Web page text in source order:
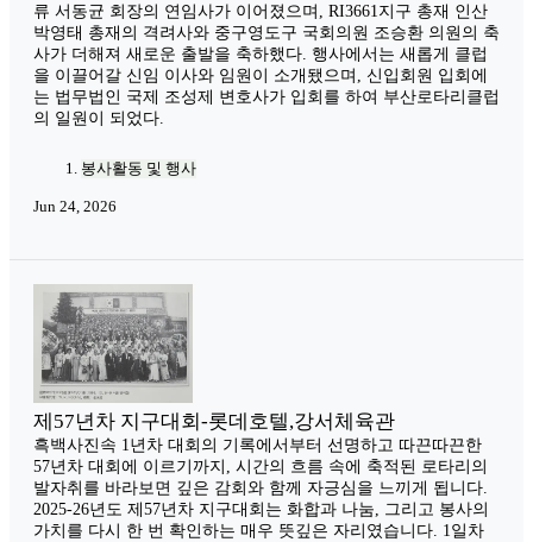
류 서동균 회장의 연임사가 이어졌으며, RI3661지구 총재 인산
박영태 총재의 격려사와 중구영도구 국회의원 조승환 의원의 축
사가 더해져 새로운 출발을 축하했다. 행사에서는 새롭게 클럽
을 이끌어갈 신임 이사와 임원이 소개됐으며, 신입회원 입회에
는 법무법인 국제 조성제 변호사가 입회를 하여 부산로타리클럽
의 일원이 되었다.
봉사활동 및 행사
Jun 24, 2026
제57년차 지구대회-롯데호텔,강서체육관
흑백사진속 1년차 대회의 기록에서부터 선명하고 따끈따끈한
57년차 대회에 이르기까지, 시간의 흐름 속에 축적된 로타리의
발자취를 바라보면 깊은 감회와 함께 자긍심을 느끼게 됩니다.
2025-26년도 제57년차 지구대회는 화합과 나눔, 그리고 봉사의
가치를 다시 한 번 확인하는 매우 뜻깊은 자리였습니다. 1일차